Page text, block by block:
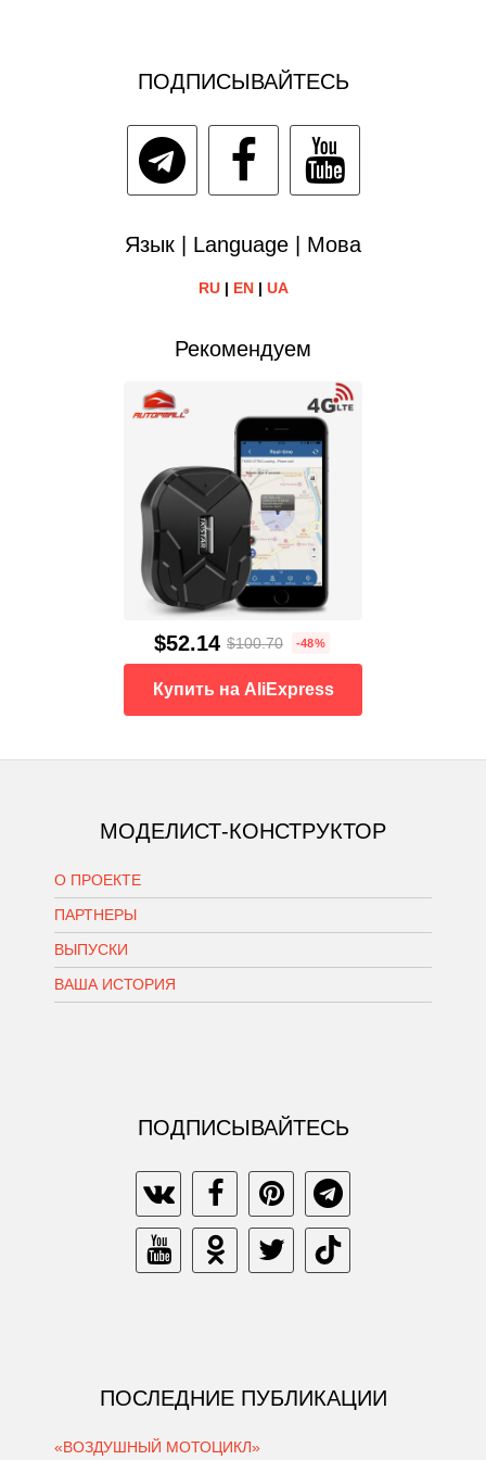
ПОДПИСЫВАЙТЕСЬ
Язык | Language | Мова
RU| EN| UA
Рекомендуем
$52.14 $100.70 -48%
Купить на AliExpress
МОДЕЛИСТ-КОНСТРУКТОР
О ПРОЕКТЕ
ПАРТНЕРЫ
ВЫПУСКИ
ВАША ИСТОРИЯ
ПОДПИСЫВАЙТЕСЬ
ПОСЛЕДНИЕ ПУБЛИКАЦИИ
«ВОЗДУШНЫЙ МОТОЦИКЛ»